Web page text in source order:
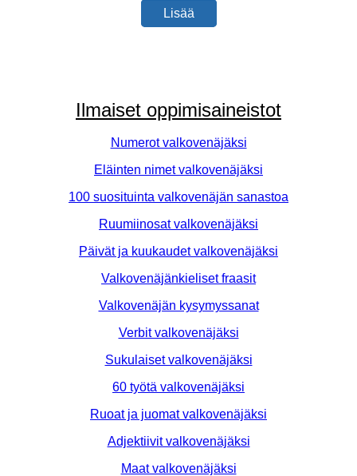
Lisää
Ilmaiset oppimisaineistot
Numerot valkovenäjäksi
Eläinten nimet valkovenäjäksi
100 suosituinta valkovenäjän sanastoa
Ruumiinosat valkovenäjäksi
Päivät ja kuukaudet valkovenäjäksi
Valkovenäjänkieliset fraasit
Valkovenäjän kysymyssanat
Verbit valkovenäjäksi
Sukulaiset valkovenäjäksi
60 työtä valkovenäjäksi
Ruoat ja juomat valkovenäjäksi
Adjektiivit valkovenäjäksi
Maat valkovenäjäksi